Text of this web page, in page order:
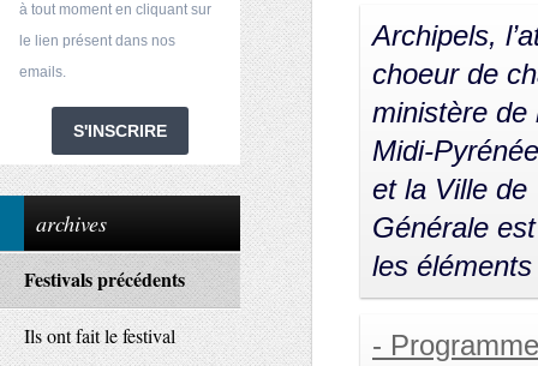
à tout moment en cliquant sur
le lien présent dans nos
emails.
S'INSCRIRE
archives
Festivals précédents
Ils ont fait le festival
Archipels,
choeur de
ministère de
Midi-
et la Ville de
Générale
les éléments
- Programme